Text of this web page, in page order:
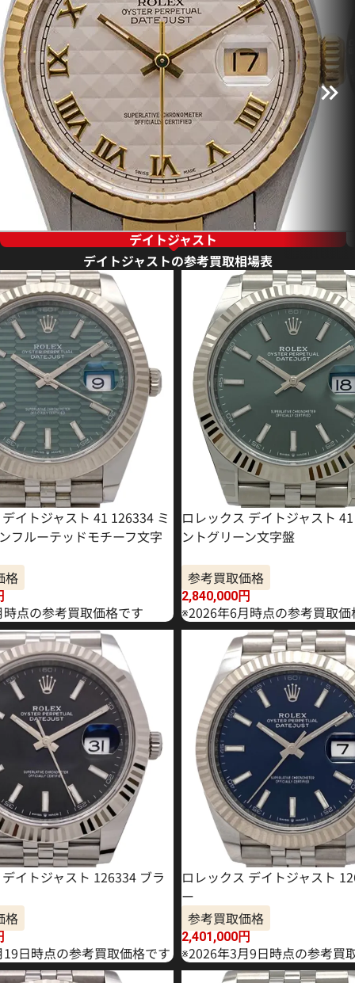
デイトジャスト
デイトジャストの参考買取相場表
イトジャスト 41 126334 ミ
フルーテッドモチーフ文字
格
点の参考買取価格です
ロレックス デイトジャスト
ントグリーン文字盤
参考買取価格
2,840,000円
※2026年6月時点の参考買取価
イトジャスト 126334 ブラ
格
日時点の参考買取価格です
ロレックス デイトジャスト
ー
参考買取価格
2,401,000円
※2026年3月9日時点の参考買